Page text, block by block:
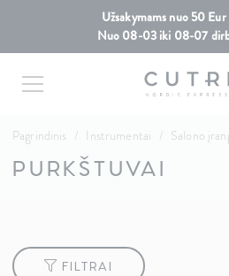
Užsakymams nuo 50
Nuo 08-03 iki 08-07
Pagrindinis / Instrumentai / Salono
PURKŠTUVAI
FILTRAI